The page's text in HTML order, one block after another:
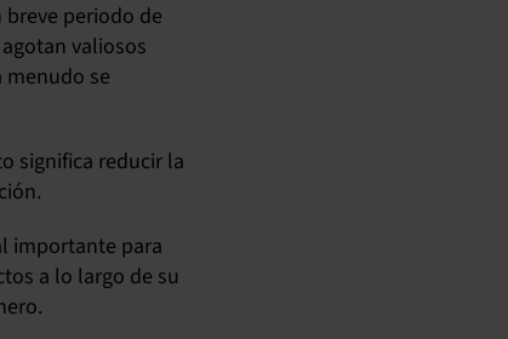
periodo de
valiosos
menudo se
significa reducir la
importante para
a lo largo de su